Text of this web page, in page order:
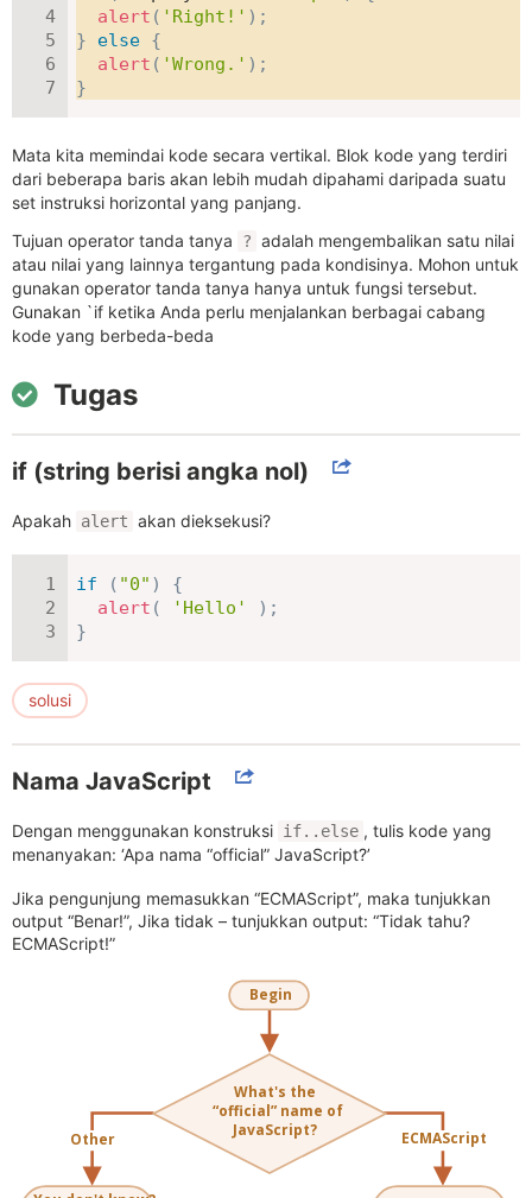
alert ( 'Right!' ) ;
}
else {
alert ( 'Wrong.' ) ;
}
Mata kita memindai kode secara vertikal. Blok kode yang terdiri
dari beberapa baris akan lebih mudah dipahami daripada suatu
set instruksi horizontal yang panjang.
Tujuan operator tanda tanya
? adalah mengembalikan satu nilai
atau nilai yang lainnya tergantung pada kondisinya. Mohon untuk
gunakan operator tanda tanya hanya untuk fungsi tersebut.
Gunakan `if ketika Anda perlu menjalankan berbagai cabang
kode yang berbeda-beda
Tugas
if (string berisi angka nol)
Apakah alert akan dieksekusi?
if ( "0" )
{
alert ( 'Hello' ) ;
}
solusi
Nama JavaScript
Dengan menggunakan konstruksi if..else , tulis kode yang
menanyakan: ‘Apa nama “official” JavaScript?’
Jika pengunjung memasukkan “ECMAScript”, maka tunjukkan
output “Benar!”, Jika tidak – tunjukkan output: “Tidak tahu?
ECMAScript!”